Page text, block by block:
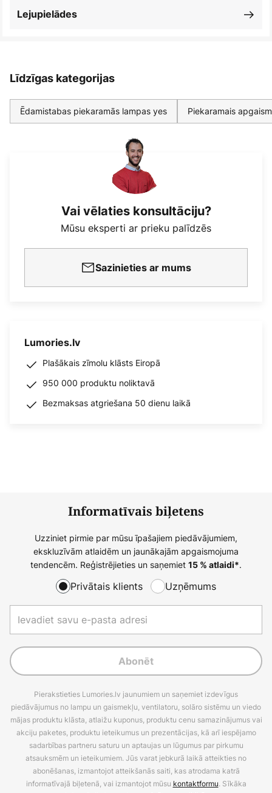
Lejupielādes
Līdzīgas kategorijas
Ēdamistabas piekaramās lampas yes Piekaramais
Vai vēlaties konsultāciju?
Mūsu eksperti ar prieku palīdzēs
Sazinieties ar mums
Lumories.lv
Plašākais zīmolu klāsts Eiropā
950 000 produktu noliktavā
Bezmaksas atgriešana 50 dienu laikā
Informatīvais biļetens
Uzziniet pirmie par mūsu īpašajiem piedāvājumiem,
ekskluzīvām atlaidēm un jaunākajām apgaismojuma
tendencēm. Reģistrējieties un saņemiet 15 % atlaidi*.
Privātais klients Uzņēmums
Abonēt
Pierakstieties Lumories.lv jaunumiem un saņemiet izdevīgus
piedāvājumus no lampu un gaismekļu, ventilatoru, solāro sistēmu un viedo
mājas produktu klāsta, atlaižu kuponus, produktu cenu samazinājumus vai
akciju paketes, produktu ieteikumus un prezentācijas, kā arī iespējamo
sadarbības partneru saturu un aptaujas un lūgumus par pirkumu
atsauksmēm un ieteikumiem. Jūs varat jebkurā laikā atteikties no
abonēšanas, izmantojot atteikšanās saiti, kas atrodama katrā
informatīvajā biļetenā, vai izmantojot mūsu kontaktformu. Sīkāka